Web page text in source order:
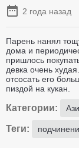
2 года назад
Парень нанял
дома и
пришлось
девка очень
отсосать его
пиздой на кукан.
Категории:
Теги: